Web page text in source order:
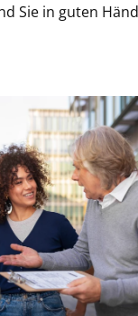
Sie in guten